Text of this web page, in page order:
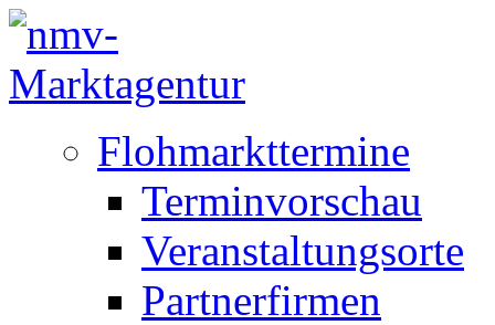
Flohmarkttermine
Terminvorschau
Veranstaltungsorte
Partnerfirmen